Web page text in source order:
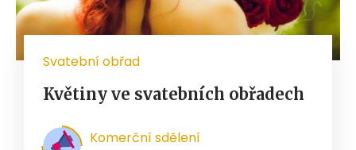
Svatební obřad
Květiny ve svatebních obřadech
Komerční sdělení